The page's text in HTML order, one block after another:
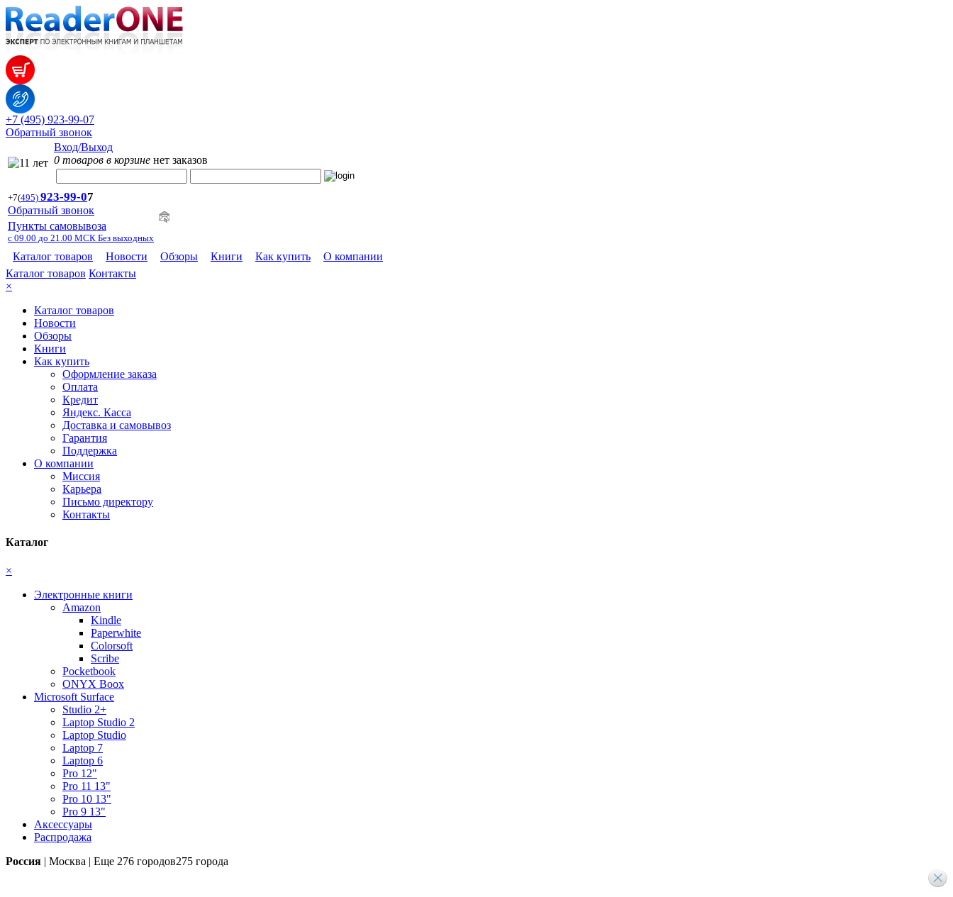
+7 (495) 923-99-07
Обратный звонок
Вход/Выход
0 товаров в корзине нет заказов
+7(495) 923-99-07
Обратный звонок
Пункты самовывоза
с 09.00 до 21.00 МСК Без выходных
Каталог товаров Новости Обзоры Книги Как купить
О компании
Каталог товаров Контакты
×
Каталог товаров
Новости
Обзоры
Книги
Как купить
Оформление заказа
Оплата
Кредит
Яндекс. Касса
Доставка и самовывоз
Гарантия
Поддержка
О компании
Миссия
Карьера
Письмо директору
Контакты
Каталог
×
Электронные книги
Amazon
Kindle
Paperwhite
Colorsoft
Scribe
Pocketbook
ONYX Boox
Microsoft Surface
Studio 2+
Laptop Studio 2
Laptop Studio
Laptop 7
Laptop 6
Pro 12"
Pro 11 13"
Pro 10 13"
Pro 9 13"
Аксессуары
Распродажа
Россия | Москва | Еще 276 городов275 города